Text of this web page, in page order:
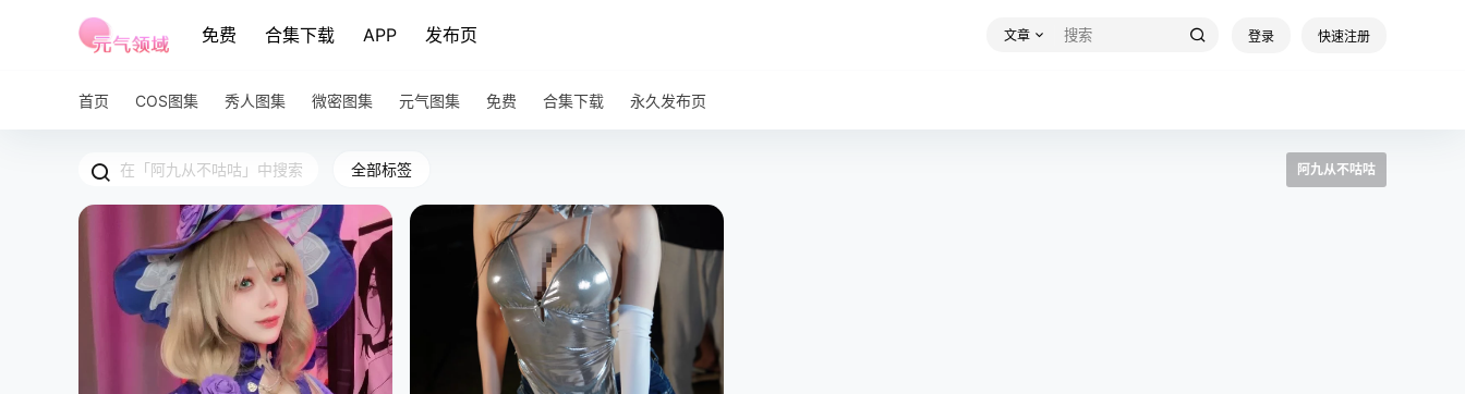
免费 合集下载 APP 发布页 文章 登录 快速注册
首页 COS图集 秀人图集 微密图集 元气图集 免费 合集下载 永久发布页
全部标签 阿九从不咕咕